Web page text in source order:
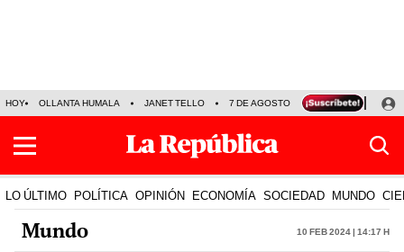
HOY OLLANTA HUMALA JANET TELLO 7 DE AGOSTO TINKA RESULTADOS
LO ÚLTIMO POLÍTICA OPINIÓN ECONOMÍA SOCIEDAD MUNDO
Mundo 10 Feb 2024 | 14:17 h